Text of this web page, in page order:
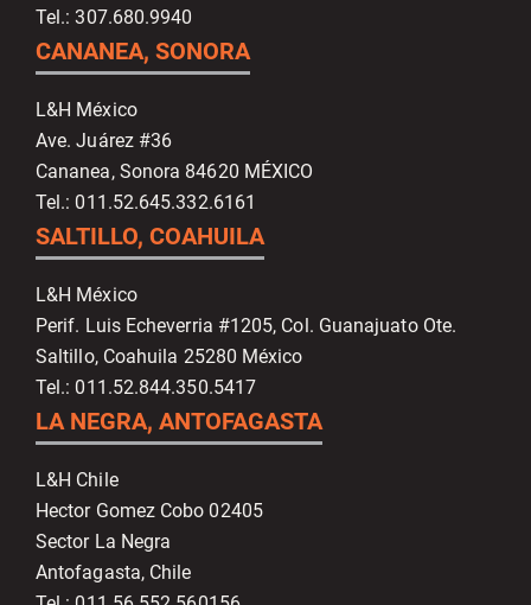
Tel.: 307.680.9940
CANANEA, SONORA
L&H México
Ave. Juárez #36
Cananea, Sonora 84620 MÉXICO
Tel.: 011.52.645.332.6161
SALTILLO, COAHUILA
L&H México
Perif. Luis Echeverria #1205, Col. Guanajuato Ote.
Saltillo, Coahuila 25280 México
Tel.: 011.52.844.350.5417
LA NEGRA, ANTOFAGASTA
L&H Chile
Hector Gomez Cobo 02405
Sector La Negra
Antofagasta, Chile